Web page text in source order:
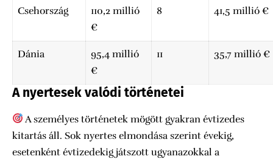
Csehország
110,2 millió
€
8 41,5 millió €
Dánia
95,4 millió
€
11 35,7 millió €
A nyertesek valódi történetei
A személyes történetek mögött gyakran évtizedes
kitartás áll. Sok nyertes elmondása szerint évekig,
esetenként évtizedekig játszott ugyanazokkal a